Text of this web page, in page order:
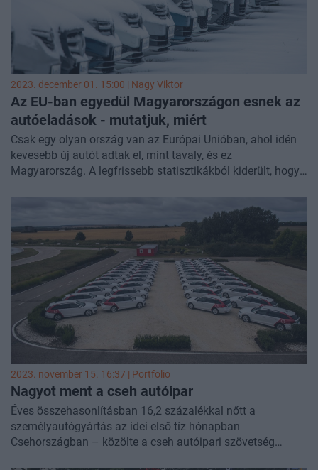
2023. december 01. 15:00 | Nagy Viktor
Az EU-ban egyedül Magyarországon esnek az
autóeladások - mutatjuk, miért
Csak egy olyan ország van az Európai Unióban, ahol idén
kevesebb új autót adtak el, mint tavaly, és ez
Magyarország. A legfrissebb statisztikákból kiderült, hogy
közepes SUV-k piacán volt nagy a visszaesés.
2023. november 15. 16:37 | Portfolio
Nagyot ment a cseh autóipar
Éves összehasonlításban 16,2 százalékkal nőtt a
személyautógyártás az idei első tíz hónapban
Csehországban – közölte a cseh autóipari szövetség